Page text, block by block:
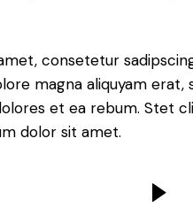
consetetur
magna aliquyam erat,
et ea rebum. Stet
dolor sit amet.